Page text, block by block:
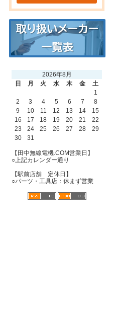
2026年8月
日
月 火 水 木 金
土
1
2
3 4 5 6 7
8
9
10 11 12 13 14
15
16
17 18 19 20 21
22
23
24 25 26 27 28
29
30
31
【田中無線電機.COM営業日】
○上記カレンダー通り
【駅前店舗 定休日】
○パーツ・工具店：休まず営業